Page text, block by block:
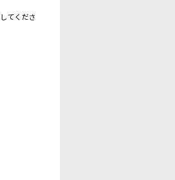
てくださ